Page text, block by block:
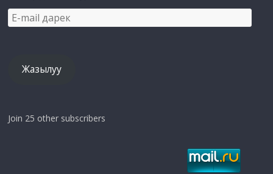
E-
mail
Жазылуу
Join 25 other subscribers